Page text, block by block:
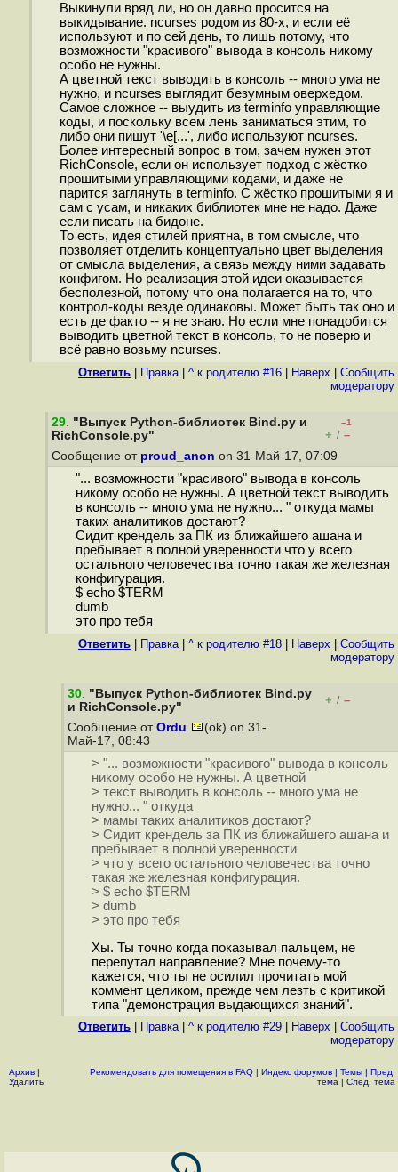
Выкинули вряд ли, но он давно просится на
выкидывание. ncurses родом из 80-х, и если её
используют и по сей день, то лишь потому, что
возможности "красивого" вывода в консоль никому
особо не нужны.
А цветной текст выводить в консоль -- много ума не
нужно, и ncurses выглядит безумным оверхедом.
Самое сложное -- выудить из terminfo управляющие
коды, и поскольку всем лень заниматься этим, то
либо они пишут '\e[...', либо используют ncurses.
Более интересный вопрос в том, зачем нужен этот
RichConsole, если он использует подход с жёстко
прошитыми управляющими кодами, и даже не
парится заглянуть в terminfo. С жёстко прошитыми я и
сам с усам, и никаких библиотек мне не надо. Даже
если писать на бидоне.
То есть, идея стилей приятна, в том смысле, что
позволяет отделить концептуально цвет выделения
от смысла выделения, а связь между ними задавать
конфигом. Но реализация этой идеи оказывается
бесполезной, потому что она полагается на то, что
контрол-коды везде одинаковы. Может быть так оно и
есть де факто -- я не знаю. Но если мне понадобится
выводить цветной текст в консоль, то не поверю и
всё равно возьму ncurses.
Ответить Правка| ^ к родителю #16 Наверх
Cообщить
модератору
29. "Выпуск Python-библиотек Bind.py и
RichConsole.py"
–1
+ / –
Сообщение от proud_anon on 31-Май-17, 07:09
"... возможности "красивого" вывода в консоль
никому особо не нужны. А цветной текст выводить
в консоль -- много ума не нужно... " откуда мамы
таких аналитиков достают?
Сидит крендель за ПК из ближайшего ашана и
пребывает в полной уверенности что у всего
остального человечества точно такая же железная
конфигурация.
$ echo $TERM
dumb
это про тебя
Ответить Правка| ^ к родителю #18 Наверх
Cообщить
модератору
30. "Выпуск Python-библиотек Bind.py
и RichConsole.py"
+ / –
Сообщение от Ordu
(ok) on 31-
Май-17, 08:43
> "... возможности "красивого" вывода в консоль
никому особо не нужны. А цветной
> текст выводить в консоль -- много ума не
нужно... " откуда
> мамы таких аналитиков достают?
> Сидит крендель за ПК из ближайшего ашана и
пребывает в полной уверенности
> что у всего остального человечества точно
такая же железная конфигурация.
> $ echo $TERM
> dumb
> это про тебя
Хы. Ты точно когда показывал пальцем, не
перепутал направление? Мне почему-то
кажется, что ты не осилил прочитать мой
коммент целиком, прежде чем лезть с критикой
типа "демонстрация выдающихся знаний".
Ответить Правка| ^ к родителю #29 Наверх
Cообщить
модератору
Архив |
Удалить
Рекомендовать для помещения в FAQ | Индекс форумов | Темы | Пред.
тема | След. тема